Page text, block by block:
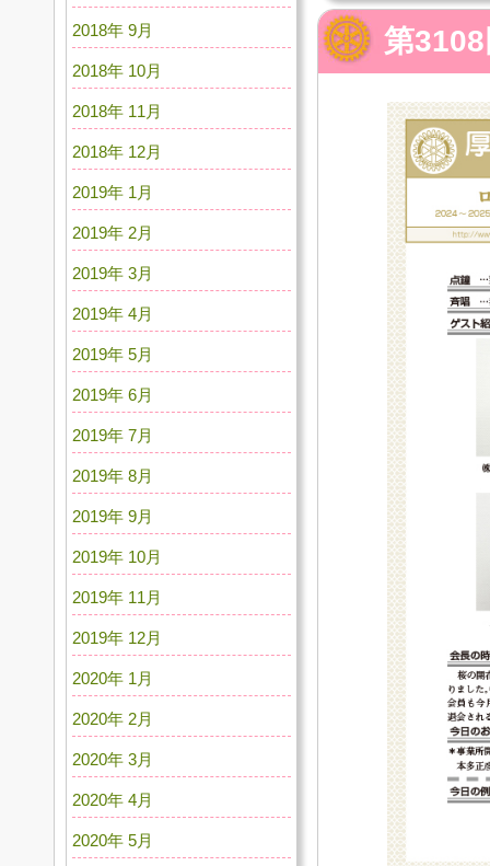
第
2018年 9月
2018年 10月
2018年 11月
2018年 12月
2019年 1月
2019年 2月
2019年 3月
2019年 4月
2019年 5月
2019年 6月
2019年 7月
2019年 8月
2019年 9月
2019年 10月
2019年 11月
2019年 12月
2020年 1月
2020年 2月
2020年 3月
2020年 4月
2020年 5月